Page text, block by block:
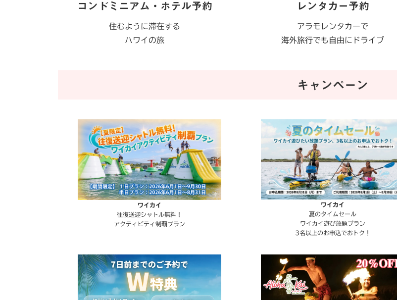
コンドミニアム・ホテル予約
住むように滞在する
ハワイの旅
レンタカー予約
アラモレンタカーで
海外旅行でも自由にドライブ
キャンペーン
ワイカイ
往復送迎シャトル無料！
アクティビティ制覇プラン
ワイカイ
夏のタイムセール
ワイカイ遊び放題プラン
3名以上のお申込でおトク！